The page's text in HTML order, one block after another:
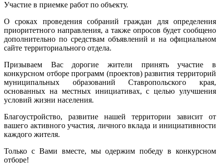
Участие в приемке работ по объекту.
О сроках проведения собраний граждан для определения
приоритетного направления, а также опросов будет сообщено
дополнительно по средствам объявлений и на официальном
сайте территориального отдела.
Призываем Вас дорогие жители принять участие в
конкурсном отборе программ (проектов) развития территорий
муниципальных образований Ставропольского края,
основанных на местных инициативах, с целью улучшения
условий жизни населения.
Благоустройство, развитие нашей территории зависит от
вашего активного участия, личного вклада и инициативности
каждого жителя.
Только с Вами вместе, мы одержим победу в конкурсном
отборе!